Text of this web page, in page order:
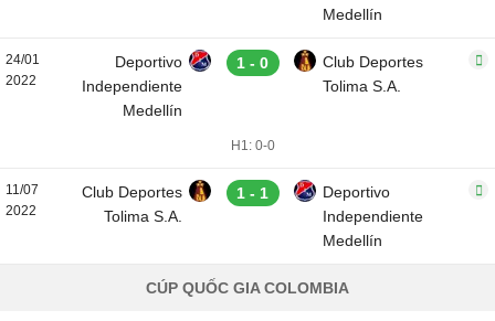
Medellín
24/01
2022
Deportivo
Independiente
Medellín
1 - 0
Club Deportes
Tolima S.A.
H1: 0-0
11/07
2022
Club Deportes
Tolima S.A.
1 - 1
Deportivo
Independiente
Medellín
CÚP QUỐC GIA COLOMBIA